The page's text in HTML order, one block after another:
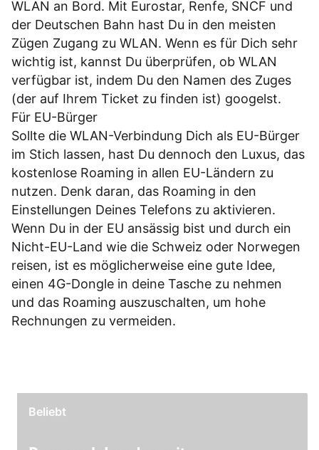
WLAN an Bord. Mit Eurostar, Renfe, SNCF und
der Deutschen Bahn hast Du in den meisten
Zügen Zugang zu WLAN. Wenn es für Dich sehr
wichtig ist, kannst Du überprüfen, ob WLAN
verfügbar ist, indem Du den Namen des Zuges
(der auf Ihrem Ticket zu finden ist) googelst.
Für EU-Bürger
Sollte die WLAN-Verbindung Dich als EU-Bürger
im Stich lassen, hast Du dennoch den Luxus, das
kostenlose Roaming in allen EU-Ländern zu
nutzen. Denk daran, das Roaming in den
Einstellungen Deines Telefons zu aktivieren.
Wenn Du in der EU ansässig bist und durch ein
Nicht-EU-Land wie die Schweiz oder Norwegen
reisen, ist es möglicherweise eine gute Idee,
einen 4G-Dongle in deine Tasche zu nehmen
und das Roaming auszuschalten, um hohe
Rechnungen zu vermeiden.
Beliebt